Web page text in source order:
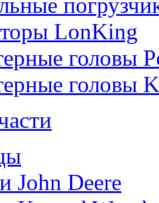
LonKing
головы
головы
John Deere